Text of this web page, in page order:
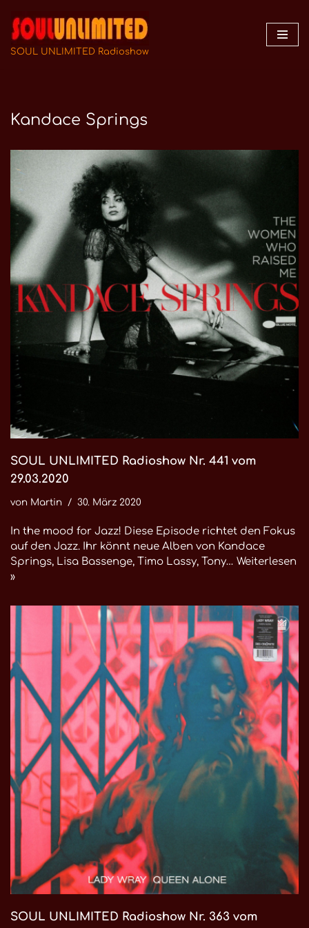
Zum
Inhalt
SOUL UNLIMITED Radioshow
Kandace Springs
SOUL UNLIMITED Radioshow Nr. 441 vom
29.03.2020
von Martin 30. März 2020
In the mood for Jazz! Diese Episode richtet den Fokus
auf den Jazz. Ihr könnt neue Alben von Kandace
Springs, Lisa Bassenge, Timo Lassy, Tony… Weiterlesen
»
SOUL UNLIMITED Radioshow Nr. 363 vom